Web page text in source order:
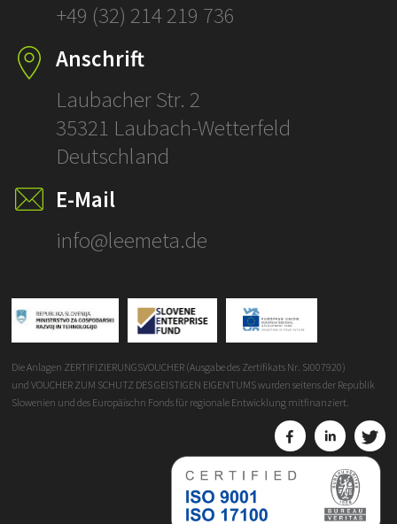
+49 (32) 214 219 736
Anschrift
Laubacher Str. 2
35321 Laubach-Wetterfeld
Deutschland
E-Mail
info@leemeta.de
Die Anlagen ZERTIFIZIERUNGSVOUCHER (Ausgabe des Zertifikats Nr. SI007920)
und VOUCHER ZUM SCHUTZ DES GEISTIGEN EIGENTUMS wurden seitens der Republik
Slowenien und des Europäischn Fonds für regionale Entwicklung mitfinanziert.